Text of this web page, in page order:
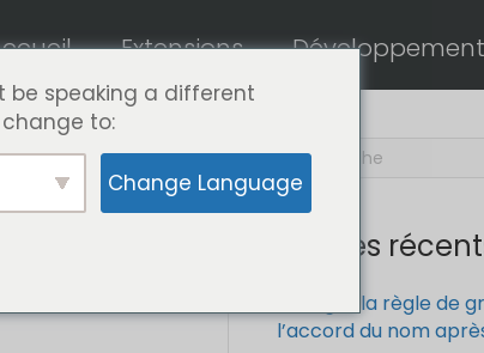
Extensions Développement
les
Articles
Corriger la règle de
l’accord du nom
speaking a different
to:
Change Language